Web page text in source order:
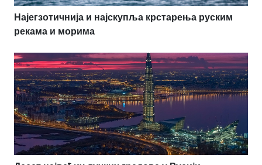
Најегзотичнија и најскупља крстарења руским
рекама и морима